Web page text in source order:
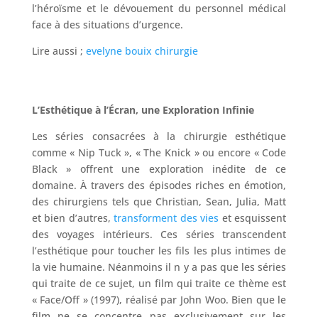
l’héroïsme et le dévouement du personnel médical
face à des situations d’urgence.
Lire aussi ; evelyne bouix chirurgie
L’Esthétique à l’Écran, une Exploration Infinie
Les séries consacrées à la chirurgie esthétique
comme « Nip Tuck », « The Knick » ou encore « Code
Black » offrent une exploration inédite de ce
domaine. À travers des épisodes riches en émotion,
des chirurgiens tels que Christian, Sean, Julia, Matt
et bien d’autres,transforment des vies et esquissent
des voyages intérieurs. Ces séries transcendent
l’esthétique pour toucher les fils les plus intimes de
la vie humaine. Néanmoins il n y a pas que les séries
qui traite de ce sujet, un film qui traite ce thème est
« Face/Off » (1997), réalisé par John Woo. Bien que le